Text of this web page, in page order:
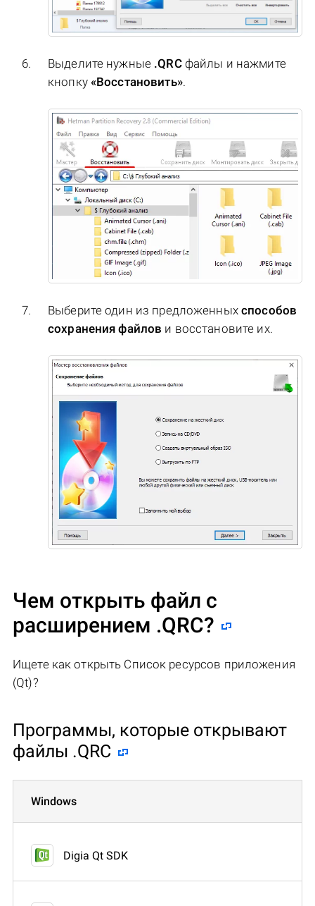
Выделите нужные .QRCфайлы и нажмите
кнопку «Восстановить».
Выберите один из предложенных способов
сохранения файлов и восстановите их.
Чем открыть файл с
расширением .QRC?
Ищете как открыть Список ресурсов приложения
(Qt)?
Программы, которые открывают
файлы .QRC
Windows
Digia Qt SDK